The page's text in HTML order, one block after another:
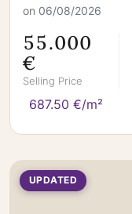
on 06/08/2026
55.000
€
Selling Price
687.50 €/m²
UPDATED